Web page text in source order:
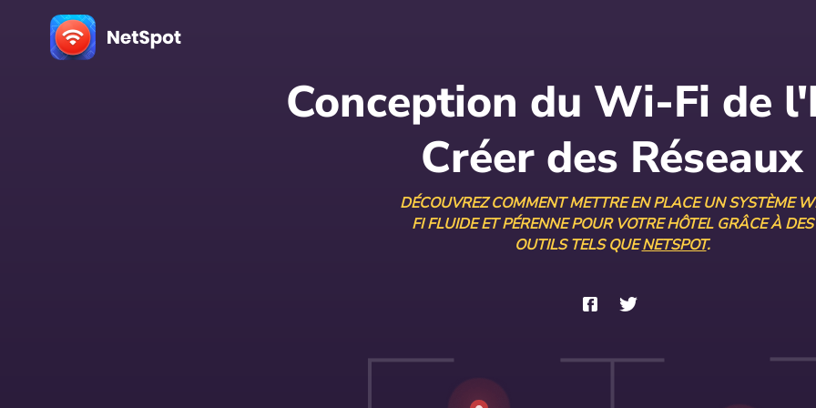
Conception du Wi-Fi de
Créer des Réseaux
DÉCOUVREZ COMMENT METTRE EN PLACE UN SYSTÈME
FI FLUIDE ET PÉRENNE POUR VOTRE HÔTEL GRÂCE À DES
OUTILS TELS QUENETSPOT.